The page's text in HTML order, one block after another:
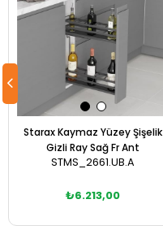
Starax Kaymaz Yüzey Şişelik
Gizli Ray Sağ Fr Ant
STMS_2661.UB.A
₺6.213,00